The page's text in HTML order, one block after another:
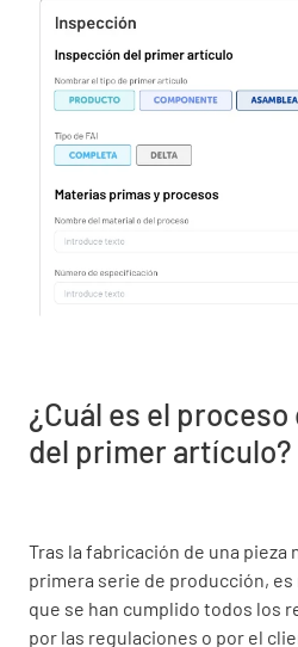
¿Cuál es el
del primer artículo?
Tras la fabricación de una pieza
primera serie de producción,
que se han cumplido todos los
por las regulaciones o por el